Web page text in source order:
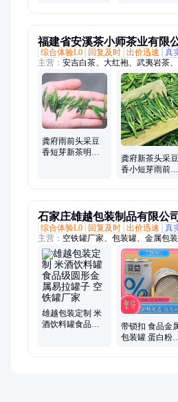
福建省安溪茶小师茶业有限
综合体验L0
回复及时 出价迅速 真
主营： 安吉白茶、大红袍、武夷岩茶
碎银子、普洱茶、绿茶、黑茶、乌龙
牛栏坑肉桂、白茶、黄金芽、小叶苦
皮、六安瓜片、墨红玫瑰、铁皮石斛
龚府雨前头采豆
香短芽新茶明前
龚府新茶头采豆
香小短芽雨前绿
石家庄雄越包装制品有限公司
综合体验L0
回复及时 出价迅速 真
主营： 空铁罐厂家、包装罐、金属包
雄越包装定制 米
酒饮料罐食品级
带锁扣 食品金
包装罐 蛋白粉